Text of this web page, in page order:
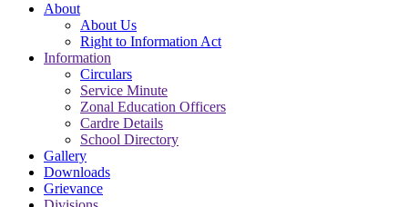
About
About Us
Right to Information Act
Information
Circulars
Service Minute
Zonal Education Officers
Cardre Details
School Directory
Gallery
Downloads
Grievance